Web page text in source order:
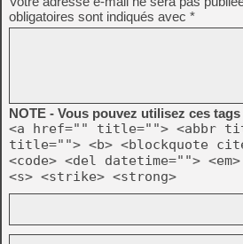
obligatoires sont indiqués avec *
NOTE - Vous pouvez utilisez ces
<a href="" title=""> <abbr
title=""> <b> <blockquote
<code> <del datetime="">
<s> <strike> <strong>